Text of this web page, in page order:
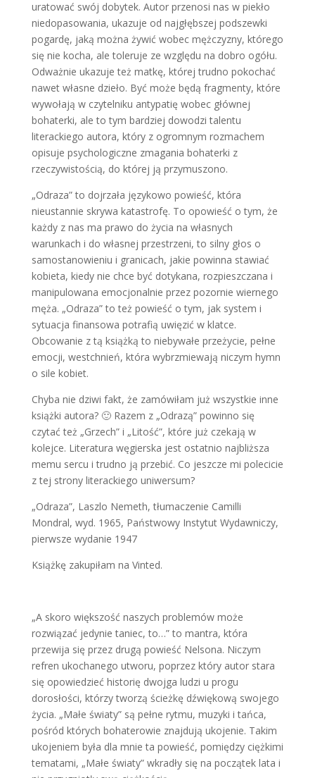
uratować swój dobytek. Autor przenosi nas w piekło
niedopasowania, ukazuje od najgłębszej podszewki
pogardę, jaką można żywić wobec mężczyzny, którego
się nie kocha, ale toleruje ze względu na dobro ogółu.
Odważnie ukazuje też matkę, której trudno pokochać
nawet własne dzieło. Być może będą fragmenty, które
wywołają w czytelniku antypatię wobec głównej
bohaterki, ale to tym bardziej dowodzi talentu
literackiego autora, który z ogromnym rozmachem
opisuje psychologiczne zmagania bohaterki z
rzeczywistością, do której ją przymuszono.
„Odraza” to dojrzała językowo powieść, która
nieustannie skrywa katastrofę. To opowieść o tym, że
każdy z nas ma prawo do życia na własnych
warunkach i do własnej przestrzeni, to silny głos o
samostanowieniu i granicach, jakie powinna stawiać
kobieta, kiedy nie chce być dotykana, rozpieszczana i
manipulowana emocjonalnie przez pozornie wiernego
męża. „Odraza” to też powieść o tym, jak system i
sytuacja finansowa potrafią uwięzić w klatce.
Obcowanie z tą książką to niebywałe przeżycie, pełne
emocji, westchnień, która wybrzmiewają niczym hymn
o sile kobiet.
Chyba nie dziwi fakt, że zamówiłam już wszystkie inne
książki autora? 🙂 Razem z „Odrazą” powinno się
czytać też „Grzech” i „Litość”, które już czekają w
kolejce. Literatura węgierska jest ostatnio najbliższa
memu sercu i trudno ją przebić. Co jeszcze mi polecicie
z tej strony literackiego uniwersum?
„Odraza”, Laszlo Nemeth, tłumaczenie Camilli
Mondral, wyd. 1965, Państwowy Instytut Wydawniczy,
pierwsze wydanie 1947
Książkę zakupiłam na Vinted.
„A skoro większość naszych problemów może
rozwiązać jedynie taniec, to…” to mantra, która
przewija się przez drugą powieść Nelsona. Niczym
refren ukochanego utworu, poprzez który autor stara
się opowiedzieć historię dwojga ludzi u progu
dorosłości, którzy tworzą ścieżkę dźwiękową swojego
życia. „Małe światy” są pełne rytmu, muzyki i tańca,
pośród których bohaterowie znajdują ukojenie. Takim
ukojeniem była dla mnie ta powieść, pomiędzy ciężkimi
tematami, „Małe światy” wkradły się na początek lata i